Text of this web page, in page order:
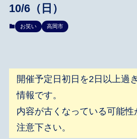
10/6（日）
お笑い 高岡市
開催予定日初日を2日以上過
情報です。
内容が古くなっている可能
注意下さい。